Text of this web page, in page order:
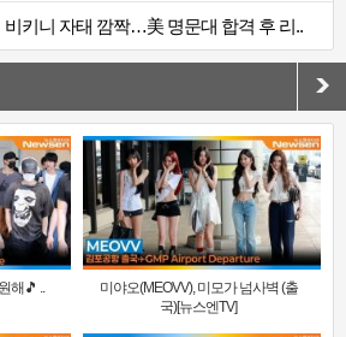
비키니 자태 깜짝…美 명문대 합격 후 리..
해🎵 ..
미야오(MEOVV), 미모가 넘사벽 (출
국)[뉴스엔TV]